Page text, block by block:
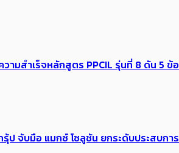
วามสำเร็จหลักสูตร PPCIL รุ่นที่ 8 ดัน 5
รุ้ป จับมือ แมกซ์ โซลูชัน ยกระดับประสบก